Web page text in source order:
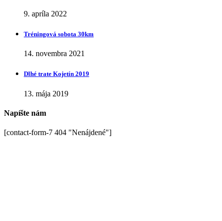
9. apríla 2022
Tréningová sobota 30km
14. novembra 2021
Dlhé trate Kojetín 2019
13. mája 2019
Napíšte nám
[contact-form-7 404 "Nenájdené"]